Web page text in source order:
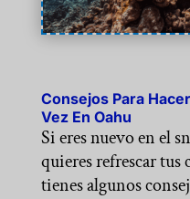
Consejos Para
Vez En Oahu
Si eres nuevo en el
quieres refrescar
tienes algunos